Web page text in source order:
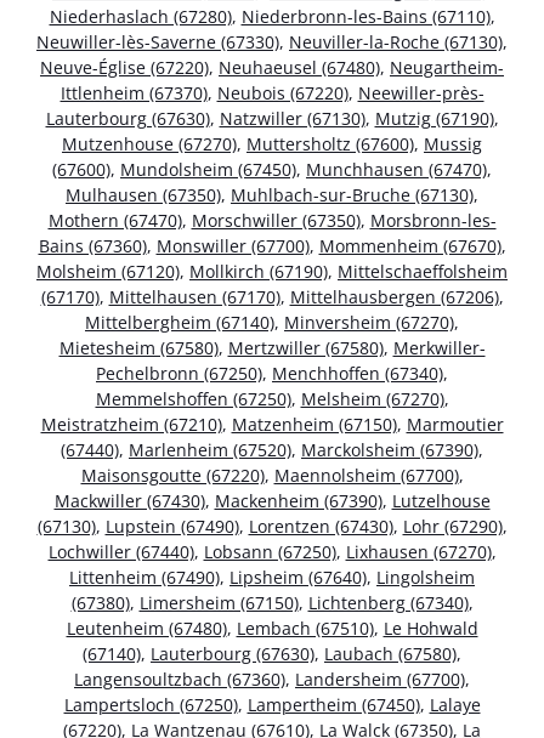
Niederhaslach (67280), Niederbronn-les-Bains (67110),
Neuwiller-lès-Saverne (67330), Neuviller-la-Roche (67130),
Neuve-Église (67220), Neuhaeusel (67480), Neugartheim-
Ittlenheim (67370), Neubois (67220), Neewiller-près-
Lauterbourg (67630), Natzwiller (67130), Mutzig (67190),
Mutzenhouse (67270), Muttersholtz (67600), Mussig
(67600), Mundolsheim (67450), Munchhausen (67470),
Mulhausen (67350), Muhlbach-sur-Bruche (67130),
Mothern (67470), Morschwiller (67350), Morsbronn-les-
Bains (67360), Monswiller (67700), Mommenheim (67670),
Molsheim (67120), Mollkirch (67190), Mittelschaeffolsheim
(67170), Mittelhausen (67170), Mittelhausbergen (67206),
Mittelbergheim (67140), Minversheim (67270),
Mietesheim (67580), Mertzwiller (67580), Merkwiller-
Pechelbronn (67250), Menchhoffen (67340),
Memmelshoffen (67250), Melsheim (67270),
Meistratzheim (67210), Matzenheim (67150), Marmoutier
(67440), Marlenheim (67520), Marckolsheim (67390),
Maisonsgoutte (67220), Maennolsheim (67700),
Mackwiller (67430), Mackenheim (67390), Lutzelhouse
(67130), Lupstein (67490), Lorentzen (67430), Lohr (67290),
Lochwiller (67440), Lobsann (67250), Lixhausen (67270),
Littenheim (67490), Lipsheim (67640), Lingolsheim
(67380), Limersheim (67150), Lichtenberg (67340),
Leutenheim (67480), Lembach (67510), Le Hohwald
(67140), Lauterbourg (67630), Laubach (67580),
Langensoultzbach (67360), Landersheim (67700),
Lampertsloch (67250), Lampertheim (67450), Lalaye
(67220), La Wantzenau (67610), La Walck (67350), La